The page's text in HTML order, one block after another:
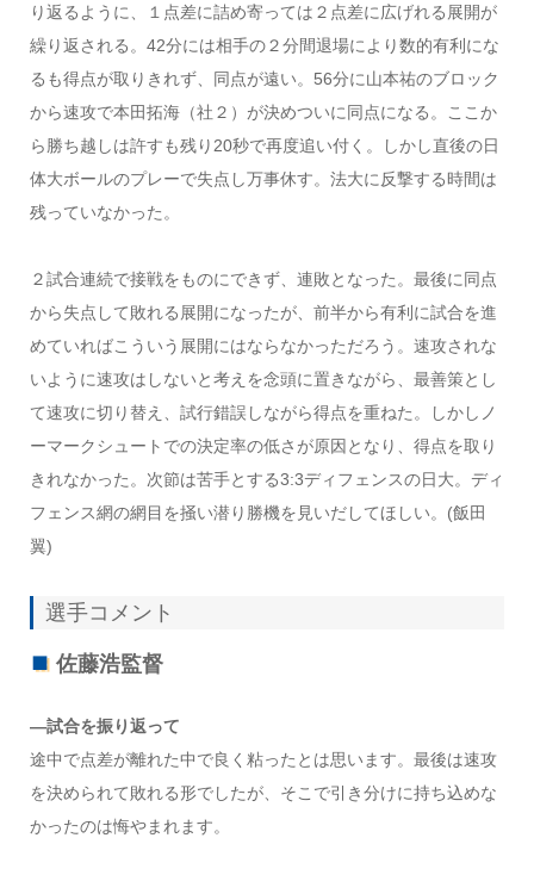
り返るように、１点差に詰め寄っては２点差に広げれる展開が
繰り返される。42分には相手の２分間退場により数的有利にな
るも得点が取りきれず、同点が遠い。56分に山本祐のブロック
から速攻で本田拓海（社２）が決めついに同点になる。ここか
ら勝ち越しは許すも残り20秒で再度追い付く。しかし直後の日
体大ボールのプレーで失点し万事休す。法大に反撃する時間は
残っていなかった。
２試合連続で接戦をものにできず、連敗となった。最後に同点
から失点して敗れる展開になったが、前半から有利に試合を進
めていればこういう展開にはならなかっただろう。速攻されな
いように速攻はしないと考えを念頭に置きながら、最善策とし
て速攻に切り替え、試行錯誤しながら得点を重ねた。しかしノ
ーマークシュートでの決定率の低さが原因となり、得点を取り
きれなかった。次節は苦手とする3:3ディフェンスの日大。ディ
フェンス網の網目を掻い潜り勝機を見いだしてほしい。(飯田
翼)
選手コメント
佐藤浩監督
—試合を振り返って
途中で点差が離れた中で良く粘ったとは思います。最後は速攻
を決められて敗れる形でしたが、そこで引き分けに持ち込めな
かったのは悔やまれます。